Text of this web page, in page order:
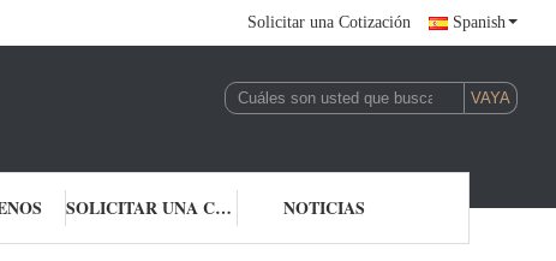
Solicitar una Cotización Spanish
SOLICITAR UNA COTIZACIÓN NOTICIAS